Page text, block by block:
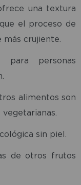
una textura
el proceso de
crujiente.
personas
alimentos son
sin piel.
de otros frutos